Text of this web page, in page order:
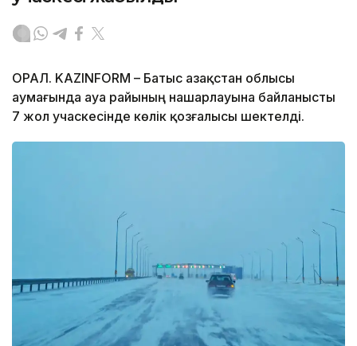
ОРАЛ. KAZINFORM – Батыс Қазақстан облысы
аумағында ауа райының нашарлауына байланысты
7 жол учаскесінде көлік қозғалысы шектелді.